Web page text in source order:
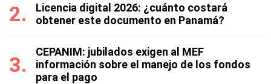
Licencia digital 2026: ¿cuánto costará
obtener este documento en Panamá?
CEPANIM: jubilados exigen al MEF
información sobre el manejo de los fondos
para el pago